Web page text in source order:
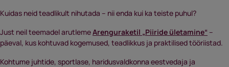
Kuidas neid teadlikult nihutada – nii enda kui ka teiste puhul?
Just neil teemadel arutlemeArenguraketil „Piiride ületamine“ –
päeval, kus kohtuvad kogemused, teadlikkus ja praktilised tööriistad.
Kohtume juhtide, sportlase, haridusvaldkonna eestvedaja ja